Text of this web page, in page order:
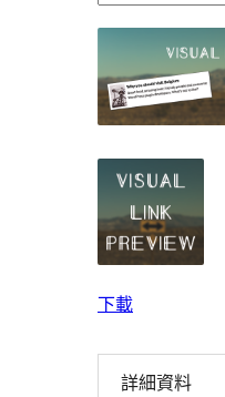
掛
下載
詳細資料